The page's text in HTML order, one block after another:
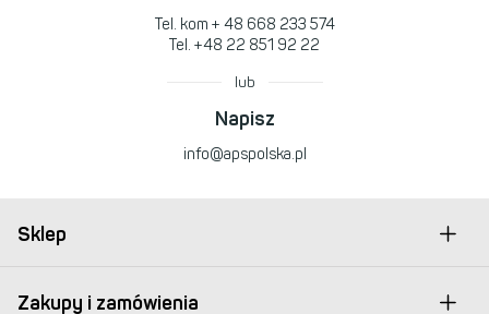
Tel. kom + 48 668 233 574
Tel. +48 22 851 92 22
lub
Napisz
info@apspolska.pl
Sklep
Zakupy i zamówienia